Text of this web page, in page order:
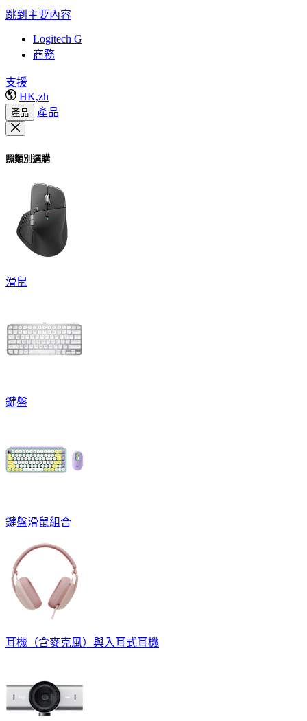
跳到主要內容
Logitech G
商務
支援
HK,zh
產品 產品
照類別選購
滑鼠
鍵盤
鍵盤滑鼠組合
耳機（含麥克風）與入耳式耳機